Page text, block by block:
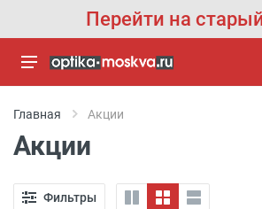
Перейти на
Главная Акции
Акции
Фильтры